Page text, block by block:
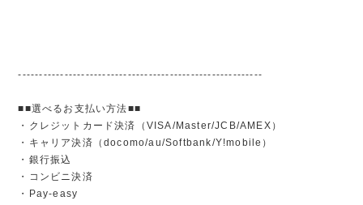
----------------------------------------------------------
■■選べるお支払い方法■■
・クレジットカード決済（VISA/Master/JCB/AMEX）
・キャリア決済（docomo/au/Softbank/Y!mobile）
・銀行振込
・コンビニ決済
・Pay-easy